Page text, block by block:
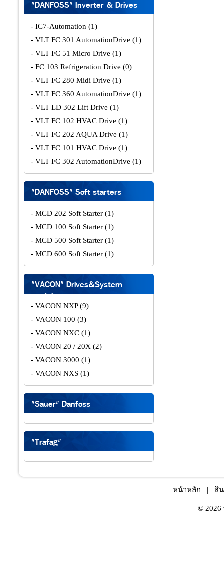
"DANFOSS" Inverter & Drives
- IC7-Automation (1)
- VLT FC 301 AutomationDrive (1)
- VLT FC 51 Micro Drive (1)
- FC 103 Refrigeration Drive (0)
- VLT FC 280 Midi Drive (1)
- VLT FC 360 AutomationDrive (1)
- VLT LD 302 Lift Drive (1)
- VLT FC 102 HVAC Drive (1)
- VLT FC 202 AQUA Drive (1)
- VLT FC 101 HVAC Drive (1)
- VLT FC 302 AutomationDrive (1)
"DANFOSS" Soft starters
- MCD 202 Soft Starter (1)
- MCD 100 Soft Starter (1)
- MCD 500 Soft Starter (1)
- MCD 600 Soft Starter (1)
"VACON" Drives&System
modules
- VACON NXP(9)
- VACON 100 (3)
- VACON NXC (1)
- VACON 20 / 20X (2)
- VACON 3000 (1)
- VACON NXS (1)
"Sauer" Danfoss
"Trafag"
หน้าหลัก | สิ
© 2026